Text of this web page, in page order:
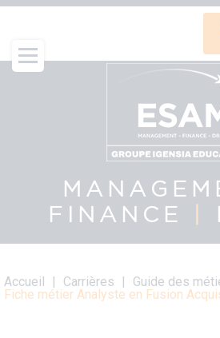
Aller
contenu
principal
FINANCE
Fil
d'Ariane
Accueil Carrières
Guide des
Fiche métier Analyste en Fusion